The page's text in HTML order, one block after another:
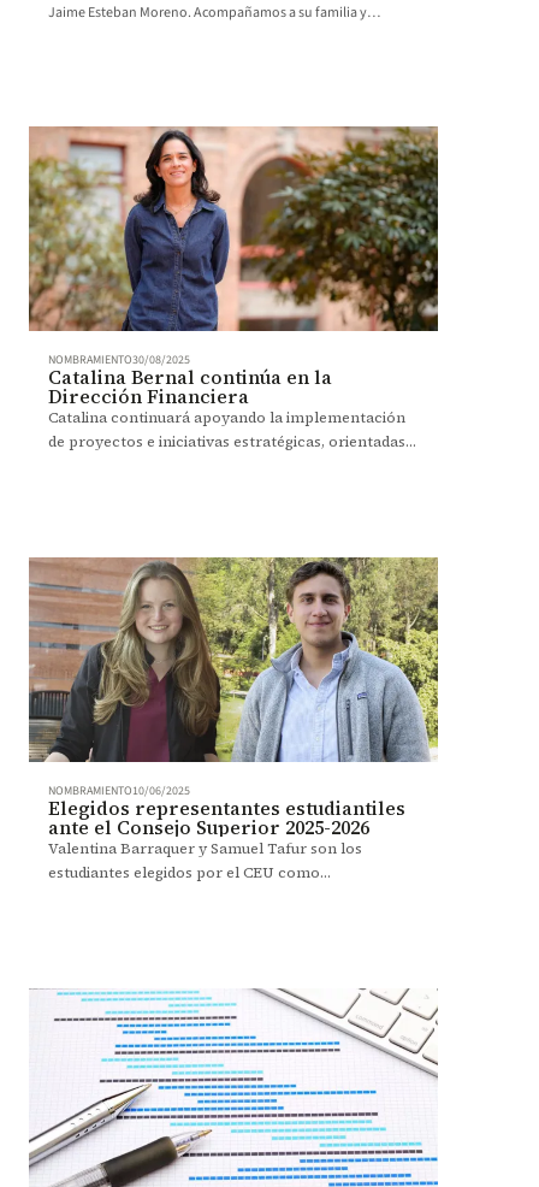
Jaime Esteban Moreno. Acompañamos a su familia y
NOMBRAMIENTO30/08/2025
Catalina Bernal continúa en la
Dirección Financiera
Catalina continuará apoyando la implementación
de proyectos e iniciativas estratégicas, orientadas a
NOMBRAMIENTO10/06/2025
Elegidos representantes estudiantiles
ante el Consejo Superior 2025-2026
Valentina Barraquer y Samuel Tafur son los
estudiantes elegidos por el CEU como